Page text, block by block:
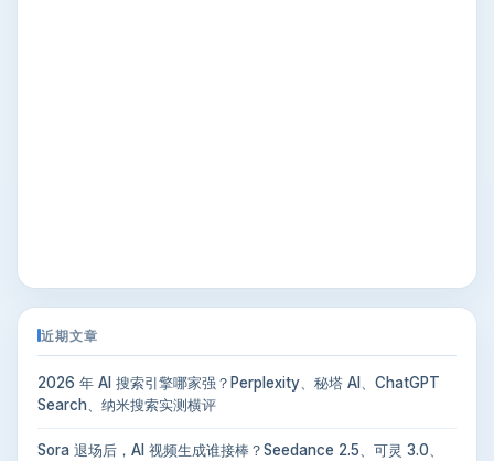
近期文章
2026 年 AI 搜索引擎哪家强？Perplexity、秘塔 AI、ChatGPT
Search、纳米搜索实测横评
Sora 退场后，AI 视频生成谁接棒？Seedance 2.5、可灵 3.0、